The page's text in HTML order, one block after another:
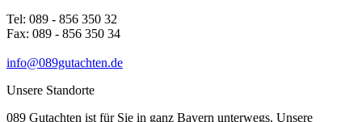
Tel: 089 - 856 350 32
Fax: 089 - 856 350 34
info@089gutachten.de
Unsere Standorte
089 Gutachten ist für Sie in ganz Bayern unterwegs. Unsere